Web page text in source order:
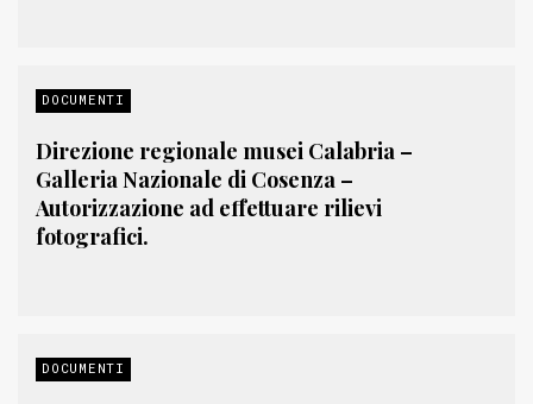
DOCUMENTI
Direzione regionale musei Calabria –
Galleria Nazionale di Cosenza –
Autorizzazione ad effettuare rilievi
fotografici.
DOCUMENTI